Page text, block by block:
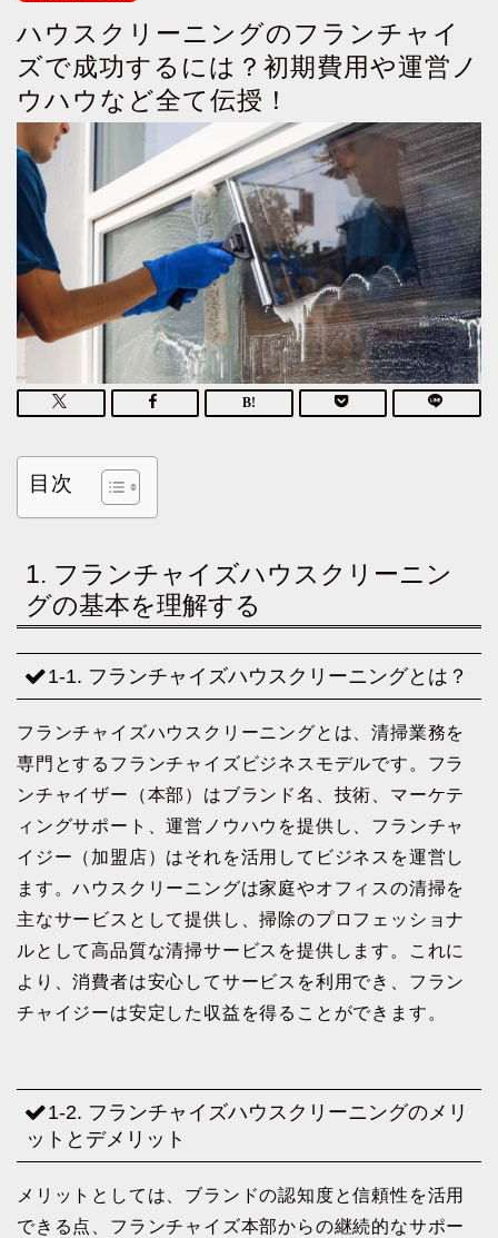
ハウスクリーニングのフランチャイ
ズで成功するには？初期費用や運営ノ
ウハウなど全て伝授！
目次
1. フランチャイズハウスクリーニン
グの基本を理解する
1-1. フランチャイズハウスクリーニングとは？
フランチャイズハウスクリーニングとは、清掃業務を
専門とするフランチャイズビジネスモデルです。フラ
ンチャイザー（本部）はブランド名、技術、マーケテ
ィングサポート、運営ノウハウを提供し、フランチャ
イジー（加盟店）はそれを活用してビジネスを運営し
ます。ハウスクリーニングは家庭やオフィスの清掃を
主なサービスとして提供し、掃除のプロフェッショナ
ルとして高品質な清掃サービスを提供します。これに
より、消費者は安心してサービスを利用でき、フラン
チャイジーは安定した収益を得ることができます。
1-2. フランチャイズハウスクリーニングのメリ
ットとデメリット
メリットとしては、ブランドの認知度と信頼性を活用
できる点、フランチャイズ本部からの継続的なサポー